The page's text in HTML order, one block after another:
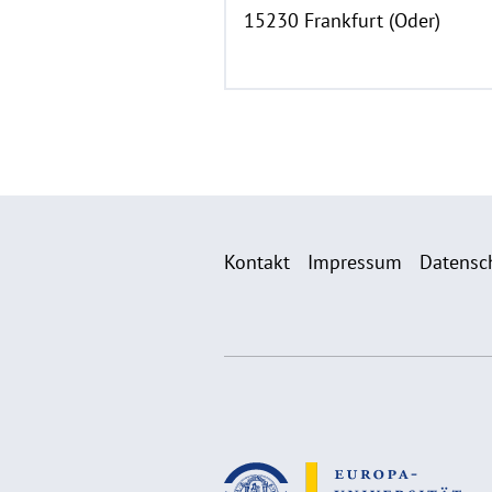
15230 Frankfurt (Oder)
Kontakt Impressum